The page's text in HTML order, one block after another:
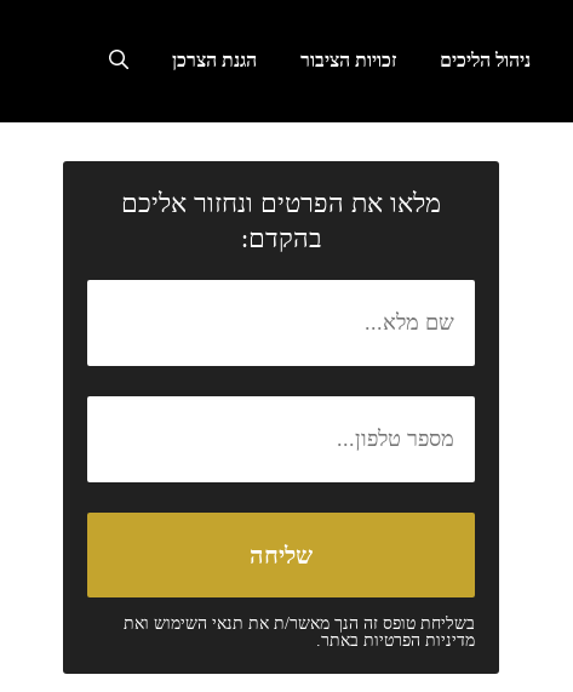
ניהול הליכים זכויות הציבור הגנת הצרכן
מלאו את הפרטים ונחזור אליכם
בהקדם:
בשליחת טופס זה הנך מאשר/ת את תנאי השימושואת
מדיניות הפרטיותבאתר.